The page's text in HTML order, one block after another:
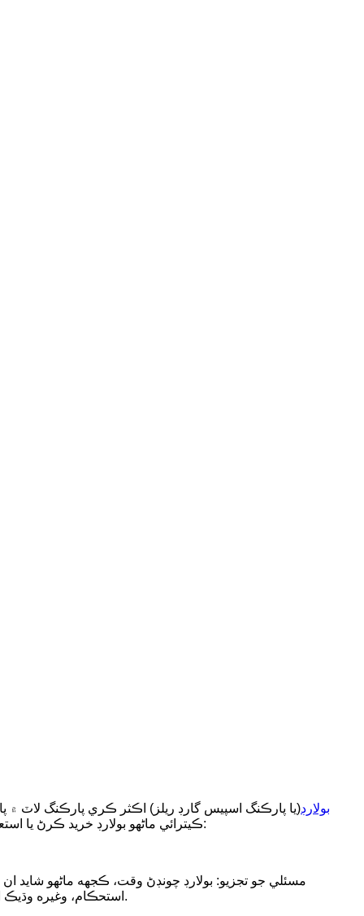
بولارڊ(يا پارڪنگ اسپيس گارڊ ريلز) اڪثر ڪري پارڪنگ لاٽ ۾
ڪيترائي ماڻهو بولارڊ خريد ڪرڻ يا استعمال ڪرڻ وقت ڪجهه عام غلط فهمين ۾ پئجي ويندا آهن. ڇا توهان انهن مسئلن جو سامنا ڪيو آهي؟ هتي ڪجهه عام بولارڊ غلط فهمين آهن:
مسئلي جو تجزيو: بولارڊ چونڊڻ وقت، ڪجهه ماڻهو شايد
استحڪام، وغيره وڌيڪ اهم آهن. هڪ خوبصورت پر خراب معيار وارو بولارڊ ٿوري وقت ۾ ٻاهرين طاقت جي ٽڪراءَ يا موسمي عنصرن جي ڪري خراب ٿي سگهي ٿو.